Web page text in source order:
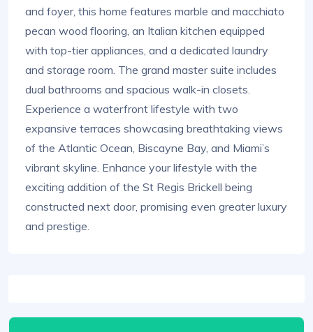
and foyer, this home features marble and macchiato
pecan wood flooring, an Italian kitchen equipped
with top-tier appliances, and a dedicated laundry
and storage room. The grand master suite includes
dual bathrooms and spacious walk-in closets.
Experience a waterfront lifestyle with two
expansive terraces showcasing breathtaking views
of the Atlantic Ocean, Biscayne Bay, and Miami’s
vibrant skyline. Enhance your lifestyle with the
exciting addition of the St Regis Brickell being
constructed next door, promising even greater luxury
and prestige.